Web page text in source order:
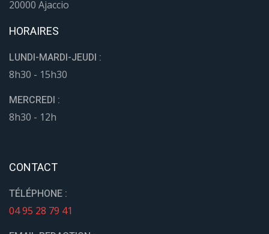
20000 Ajaccio
HORAIRES
LUNDI-MARDI-JEUDI :
8h30 - 15h30
MERCREDI :
8h30 - 12h
CONTACT
TÉLÉPHONE :
04 95 28 79 41